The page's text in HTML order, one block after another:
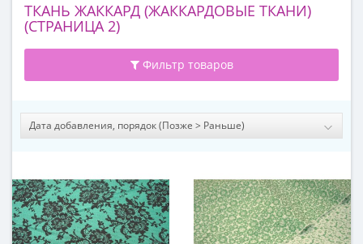
ТКАНЬ ЖАККАРД (ЖАККАРДОВЫЕ ТКАНИ)
(СТРАНИЦА 2)
Фильтр товаров